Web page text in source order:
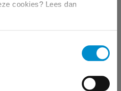
cookies? Lees dan
dan bij het andere
en de creatieve kracht van